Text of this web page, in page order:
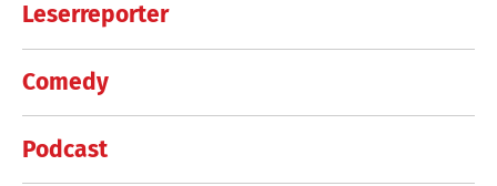
Leserreporter
Comedy
Podcast